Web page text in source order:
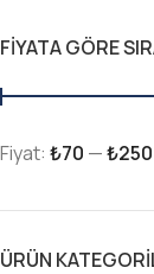
FIYATA GÖRE
Fiyat: ₺70 —₺250
ÜRÜN